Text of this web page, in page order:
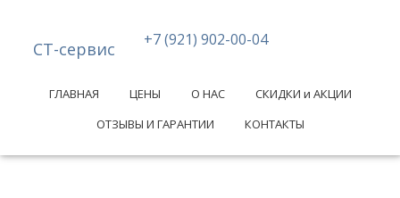
СТ-сервис +7 (921) 902-00-04
ГЛАВНАЯ ЦЕНЫ О НАС
СКИДКИ и АКЦИИ
ОТЗЫВЫ И ГАРАНТИИ
КОНТАКТЫ